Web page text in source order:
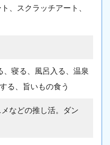
、スクラッチアート、
、寝る、風呂入る、温泉
る、旨いもの食う
などの推し活。ダン